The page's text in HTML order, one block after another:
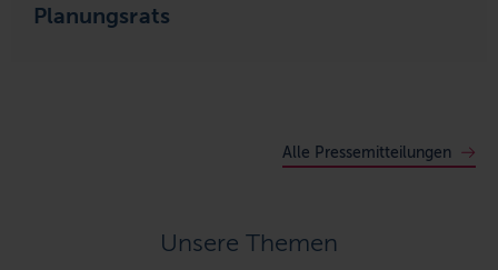
Planungsrats
Alle Pressemitteilungen
Unsere Themen